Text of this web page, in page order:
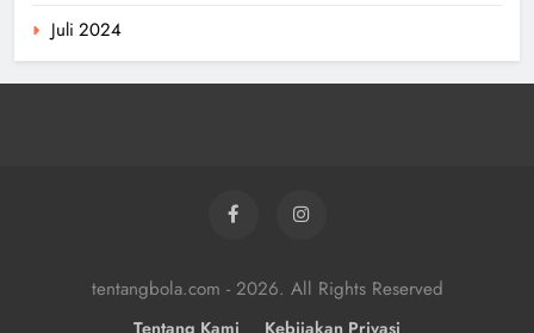
Juli 2024
tentangbola.com - 2026. All Rights Reserved
Tentang Kami Kebijakan Privasi